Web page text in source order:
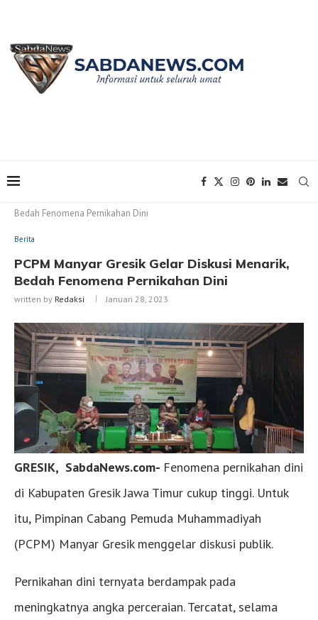
Bedah Fenomena Pernikahan Dini
Berita
PCPM Manyar Gresik Gelar Diskusi Menarik,
Bedah Fenomena Pernikahan Dini
written by Redaksi Januari 28, 2023
GRESIK, SabdaNews.com- Fenomena pernikahan dini
di Kabupaten Gresik Jawa Timur cukup tinggi. Untuk
itu, Pimpinan Cabang Pemuda Muhammadiyah
(PCPM) Manyar Gresik menggelar diskusi publik.
Pernikahan dini ternyata berdampak pada
meningkatnya angka perceraian. Tercatat, selama